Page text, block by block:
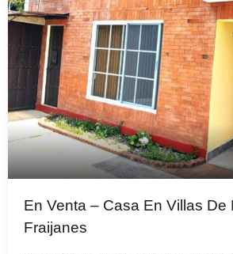
En Venta – Casa En Villas De
Fraijanes